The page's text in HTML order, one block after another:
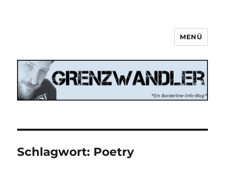
MENÜ
Schlagwort: Poetry